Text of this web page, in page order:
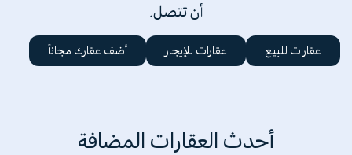
أن تتصل.
عقارات للبيع عقارات للإيجار أضف عقارك مجاناً
أحدث العقارات المضافة